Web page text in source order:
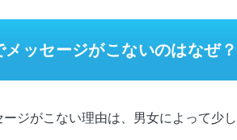
ッセージがこないのはなぜ？
ジがこない理由は、男女によって少し